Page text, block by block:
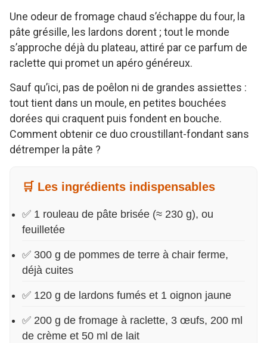
Une odeur de fromage chaud s’échappe du four, la
pâte grésille, les lardons dorent ; tout le monde
s’approche déjà du plateau, attiré par ce parfum de
raclette qui promet un apéro généreux.
Sauf qu’ici, pas de poêlon ni de grandes assiettes :
tout tient dans un moule, en petites bouchées
dorées qui craquent puis fondent en bouche.
Comment obtenir ce duo croustillant-fondant sans
détremper la pâte ?
🛒 Les ingrédients indispensables
✅ 1 rouleau de pâte brisée (≈ 230 g), ou
feuilletée
✅ 300 g de pommes de terre à chair ferme,
déjà cuites
✅ 120 g de lardons fumés et 1 oignon jaune
✅ 200 g de fromage à raclette, 3 œufs, 200 ml
de crème et 50 ml de lait